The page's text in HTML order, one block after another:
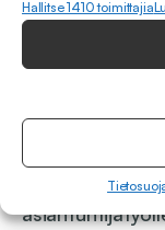
Hallitse 1410 toimittajia
Vapaa-ajalla
tai Turun
riittääkin, sillä
rakennus, joka